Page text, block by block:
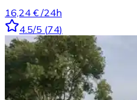
16,24 € /24h
4.5/5 (74)